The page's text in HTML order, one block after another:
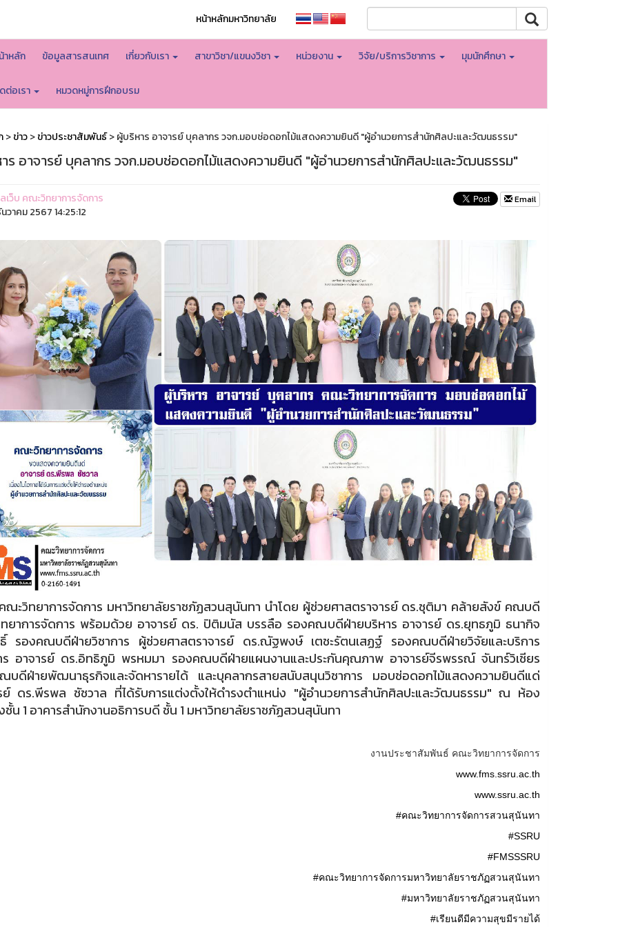
หน้าหลักมหาวิทยาลัย
าหลัก ข้อมูลสารสนเทศ เกี่ยวกับเรา สาขาวิชา/แขนงวิชา หน่วยงาน วิจัย/บริการวิชาการ มุมนักศึกษา
ต่อเรา หมวดหมู่การฝึกอบรม
>ข่าว>ข่าวประชาสัมพันธ์> ผู้บริหาร อาจารย์ บุคลากร วจก.มอบช่อดอกไม้แสดงความยินดี "ผู้อำนวยการสำนักศิลปะและวัฒนธรรม"
ร อาจารย์ บุคลากร วจก.มอบช่อดอกไม้แสดงความยินดี "ผู้อำนวยการสำนักศิลปะและวัฒนธรรม"
ว็บ คณะวิทยาการจัดการ
วาคม 2567 14:25:12
Email
ยาการจัดการ มหาวิทยาลัยราชภัฏสวนสุนันทา นำโดย ผู้ช่วยศาสตราจารย์ ดร.ชุติมา คล้ายสังข์ คณบดี
ยาการจัดการ พร้อมด้วย อาจารย์ ดร. ปิติมนัส บรรลือ รองคณบดีฝ่ายบริหาร อาจารย์ ดร.ยุทธภูมิ ธนากิจ
รองคณบดีฝ่ายวิชาการ ผู้ช่วยศาสตราจารย์ ดร.ณัฐพงษ์ เตชะรัตนเสฏฐ์ รองคณบดีฝ่ายวิจัยและบริการ
ร อาจารย์ ดร.อิทธิภูมิ พรหมมา รองคณบดีฝ่ายแผนงานและประกันคุณภาพ อาจารย์จีรพรรณ์ จันทร์วิเชียร
บดีฝ่ายพัฒนาธุรกิจและจัดหารายได้ และบุคลากรสายสนับสนุนวิชาการ มอบช่อดอกไม้แสดงความยินดีแด่
ย์ ดร.พีรพล ชัชวาล ที่ได้รับการแต่งตั้งให้ดำรงตำแหน่ง "ผู้อำนวยการสำนักศิลปะและวัฒนธรรม" ณ ห้อง
ชั้น 1 อาคารสำนักงานอธิการบดี ชั้น 1 มหาวิทยาลัยราชภัฏสวนสุนันทา
งานประชาสัมพันธ์ คณะวิทยาการจัดการ
www.fms.ssru.ac.th
www.ssru.ac.th
#คณะวิทยาการจัดการสวนสุนันทา
#SSRU
#FMSSSRU
#คณะวิทยาการจัดการมหาวิทยาลัยราชภัฏสวนสุนันทา
#มหาวิทยาลัยราชภัฏสวนสุนันทา
#เรียนดีมีความสุขมีรายได้